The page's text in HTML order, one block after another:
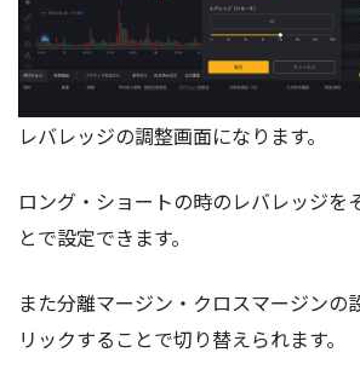
レバレッジの調整画面になります。
ロング・ショートの時のレバレッジを
とで設定できます。
また分離マージン・クロスマージンの
リックすることで切り替えられます。